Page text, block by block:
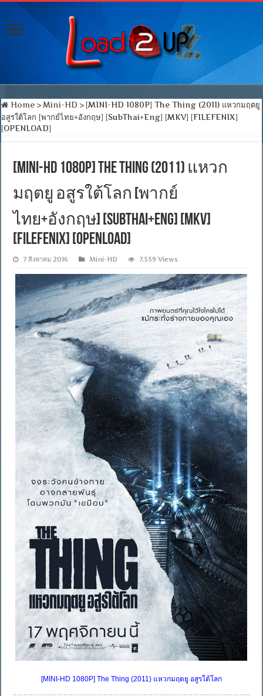
Home > Mini-HD > [MINI-HD 1080P] The Thing (2011) แหวกมฤตยู
อสูรใต้โลก [พากย์ไทย+อังกฤษ] [SubThai+Eng] [MKV] [FILEFENIX]
[OPENLOAD]
[MINI-HD 1080P] The Thing (2011) แหวก
มฤตยู อสูรใต้โลก [พากย์
ไทย+อังกฤษ] [SubThai+Eng] [MKV]
[FILEFENIX] [OPENLOAD]
7 สิงหาคม 2016 Mini-HD 7,559 Views
[MINI-HD 1080P] The Thing (2011) แหวกมฤตยู อสูรใต้โลก